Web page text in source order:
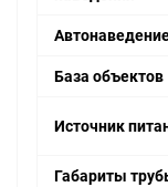
База объектов
Источник
Габариты